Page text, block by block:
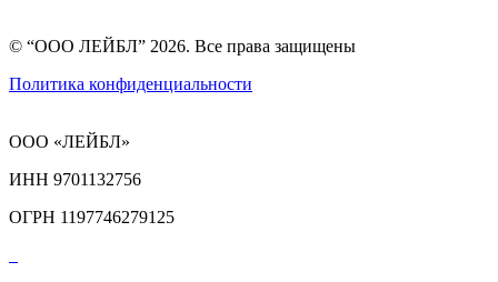
© “ООО ЛЕЙБЛ” 2026. Все права защищены
Политика конфиденциальности
ООО «ЛЕЙБЛ»
ИНН 9701132756
ОГРН 1197746279125